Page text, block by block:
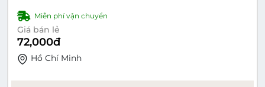
Miễn phí vận chuyển
Giá bán lẻ
72,000đ
Hồ Chí Minh